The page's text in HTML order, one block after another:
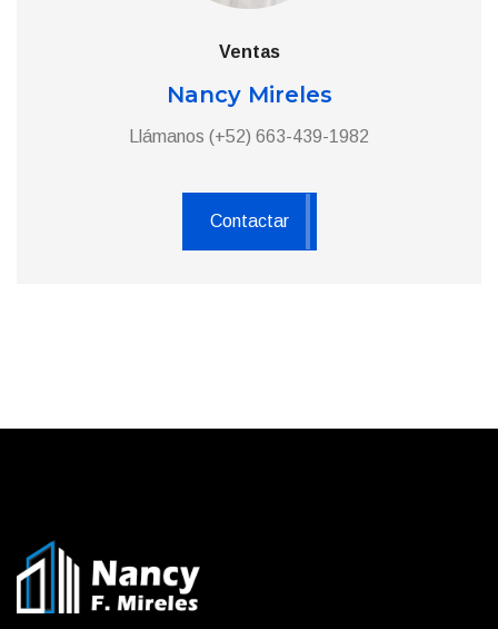
Ventas
Nancy Mireles
Llámanos (+52) 663-439-1982
Contactar